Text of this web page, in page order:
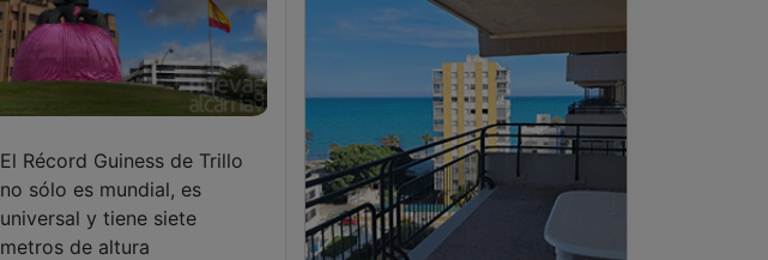
El Récord Guiness de Trillo
no sólo es mundial, es
metros de altura
PUBLICIDAD